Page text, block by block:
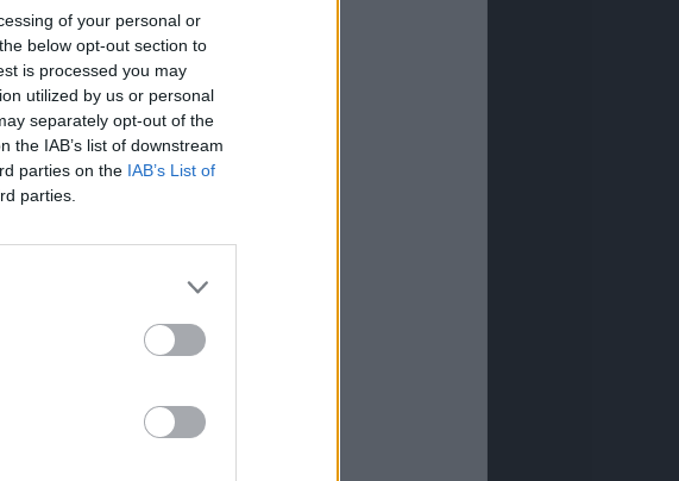
of your personal or
below opt-out section to
is processed you may
utilized by us or personal
separately opt-out of the
the IAB’s list of downstream
parties on the IAB’s List of
parties.
in
una